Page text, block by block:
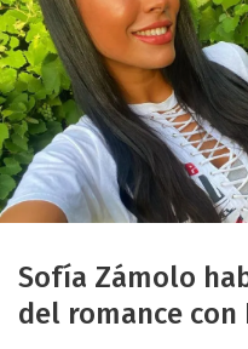
Sofía Zámolo
del romance con